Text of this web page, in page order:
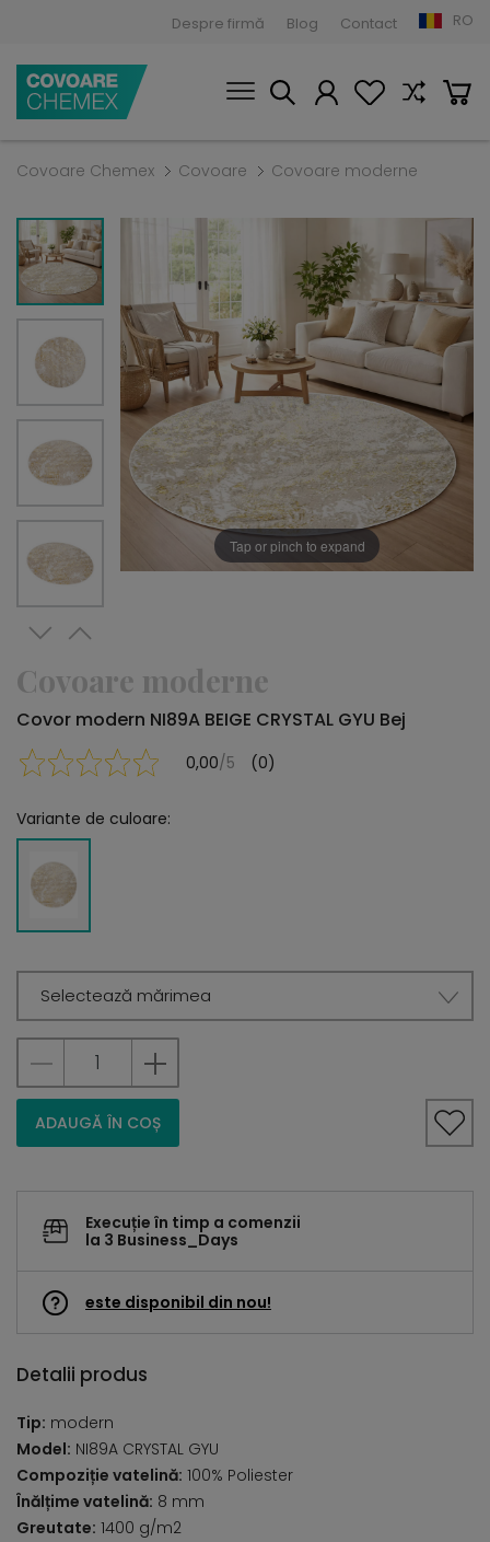
Despre firmă Blog Contact RO
Covoare Chemex Covoare Covoare moderne
Tap or pinch to expand
Covoare moderne
Covor modern NI89A BEIGE CRYSTAL GYU Bej
0,00/5 (0)
Variante de culoare:
Selectează mărimea
ADAUGĂ ÎN COȘ
Execuție în timp a comenzii
la 3 Business_Days
este disponibil din nou!
Detalii produs
Tip: modern
Model: NI89A CRYSTAL GYU
Compoziție vatelină: 100% Poliester
Înălțime vatelină: 8 mm
Greutate: 1400 g/m2